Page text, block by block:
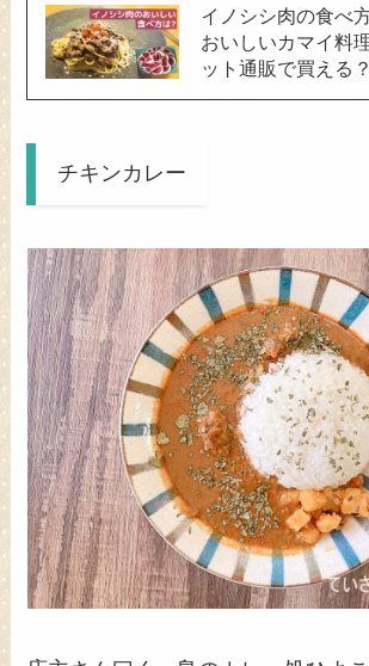
イノシシ肉の食べ
おいしいカマイ料
ット通販で買える？
チキンカレー